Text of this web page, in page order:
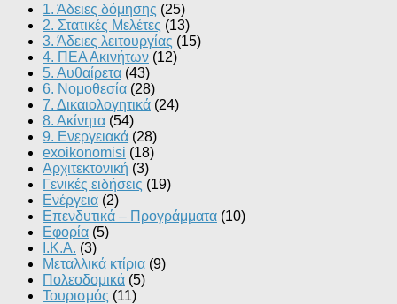
1. Άδειες δόμησης (25)
2. Στατικές Μελέτες (13)
3. Άδειες λειτουργίας (15)
4. ΠΕΑ Ακινήτων (12)
5. Αυθαίρετα (43)
6. Νομοθεσία (28)
7. Δικαιολογητικά (24)
8. Ακίνητα (54)
9. Ενεργειακά (28)
exoikonomisi (18)
Αρχιτεκτονική (3)
Γενικές ειδήσεις (19)
Ενέργεια (2)
Επενδυτικά – Προγράμματα (10)
Εφορία (5)
Ι.Κ.Α. (3)
Μεταλλικά κτίρια (9)
Πολεοδομικά (5)
Τουρισμός (11)